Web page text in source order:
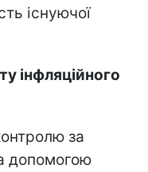
існуючої
інфляційного
за
допомогою